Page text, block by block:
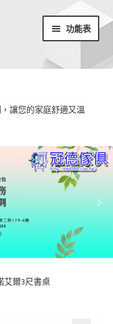
功能表
讓您的家庭舒適又溫
艾爾3尺書桌